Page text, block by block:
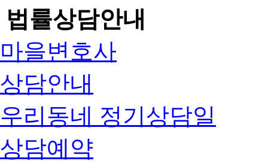
법률상담안내
마을변호사
상담안내
우리동네 정기상담일
상담예약